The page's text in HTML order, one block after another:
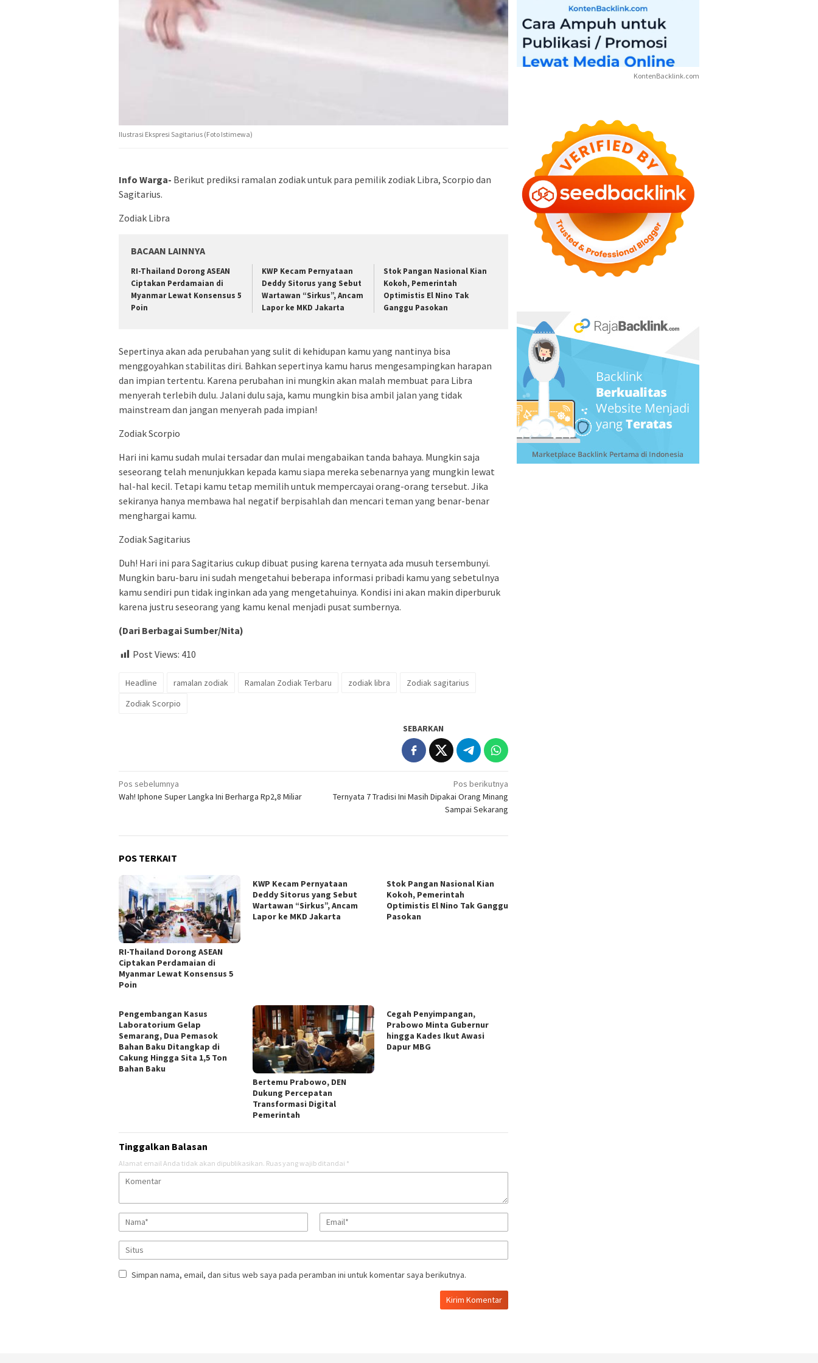
Ilustrasi Ekspresi Sagitarius (Foto Istimewa)
Info Warga- Berikut prediksi ramalan zodiak untuk para pemilik zodiak Libra, Scorpio dan
Sagitarius.
Zodiak Libra
BACAAN LAINNYA
RI-Thailand Dorong ASEAN
Ciptakan Perdamaian di
Myanmar Lewat Konsensus 5
Poin
KWP Kecam Pernyataan
Deddy Sitorus yang Sebut
Wartawan “Sirkus”, Ancam
Lapor ke MKD Jakarta
Stok Pangan Nasional Kian
Kokoh, Pemerintah
Optimistis El Nino Tak
Ganggu Pasokan
Sepertinya akan ada perubahan yang sulit di kehidupan kamu yang nantinya bisa
menggoyahkan stabilitas diri. Bahkan sepertinya kamu harus mengesampingkan harapan
dan impian tertentu. Karena perubahan ini mungkin akan malah membuat para Libra
menyerah terlebih dulu. Jalani dulu saja, kamu mungkin bisa ambil jalan yang tidak
mainstream dan jangan menyerah pada impian!
Zodiak Scorpio
Hari ini kamu sudah mulai tersadar dan mulai mengabaikan tanda bahaya. Mungkin saja
seseorang telah menunjukkan kepada kamu siapa mereka sebenarnya yang mungkin lewat
hal-hal kecil. Tetapi kamu tetap memilih untuk mempercayai orang-orang tersebut. Jika
sekiranya hanya membawa hal negatif berpisahlah dan mencari teman yang benar-benar
menghargai kamu.
Zodiak Sagitarius
Duh! Hari ini para Sagitarius cukup dibuat pusing karena ternyata ada musuh tersembunyi.
Mungkin baru-baru ini sudah mengetahui beberapa informasi pribadi kamu yang sebetulnya
kamu sendiri pun tidak inginkan ada yang mengetahuinya. Kondisi ini akan makin diperburuk
karena justru seseorang yang kamu kenal menjadi pusat sumbernya.
(Dari Berbagai Sumber/Nita)
Post Views: 410
Headline ramalan zodiak Ramalan Zodiak Terbaru zodiak libra
Zodiak sagitarius
Zodiak Scorpio
SEBARKAN
Navigasi
pos
Pos sebelumnya
Wah! Iphone Super Langka Ini Berharga Rp2,8 Miliar
Pos berikutnya
Ternyata 7 Tradisi Ini Masih Dipakai Orang Minang
Sampai Sekarang
POS TERKAIT
RI-Thailand Dorong ASEAN
Ciptakan Perdamaian di
Myanmar Lewat Konsensus 5
Poin
KWP Kecam Pernyataan
Deddy Sitorus yang Sebut
Wartawan “Sirkus”, Ancam
Lapor ke MKD Jakarta
Stok Pangan Nasional Kian
Kokoh, Pemerintah
Optimistis El Nino Tak Ganggu
Pasokan
Pengembangan Kasus
Laboratorium Gelap
Semarang, Dua Pemasok
Bahan Baku Ditangkap di
Cakung Hingga Sita 1,5 Ton
Bahan Baku
Bertemu Prabowo, DEN
Dukung Percepatan
Transformasi Digital
Pemerintah
Cegah Penyimpangan,
Prabowo Minta Gubernur
hingga Kades Ikut Awasi
Dapur MBG
Tinggalkan Balasan
Alamat email Anda tidak akan dipublikasikan. Ruas yang wajib ditandai *
Simpan nama, email, dan situs web saya pada peramban ini untuk komentar saya berikutnya.
KontenBacklink.com